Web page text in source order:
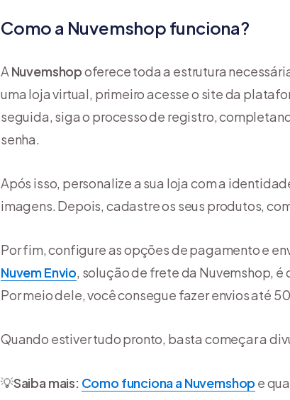
Como a Nuvemshop funciona?
A Nuvemshopoferece toda a estrutura
uma loja virtual, primeiro acesse o site da
seguida, siga o processo de registro,
senha.
Após isso, personalize a sua loja com a
imagens. Depois, cadastre os seus produtos,
Por fim, configure as opções de pagamento e
Nuvem Envio, solução de frete da Nuvemshop,
Por meio dele, você consegue fazer envios até
Quando estiver tudo pronto, basta começar a
💡Saiba mais: Como funciona a Nuvemshop e